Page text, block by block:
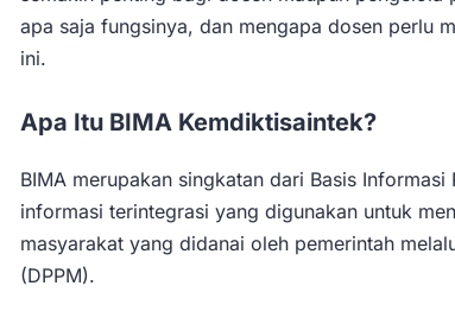
apa saja fungsinya, dan mengapa dosen perlu
ini.
Apa Itu BIMA Kemdiktisaintek?
BIMA merupakan singkatan dari Basis
informasi terintegrasi yang digunakan untuk
masyarakat yang didanai oleh pemerintah
(DPPM).